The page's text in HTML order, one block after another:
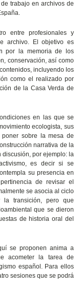
trabajo en archivos de
entre profesionales y
archivo. El objetivo es
por la memoria de los
conservación, así como
incluyendo los
como el realizado por
de la Casa Verda de
en las que se
ecologista, sus
sobre la mesa de
narrativa de la
discusión, por ejemplo: la
es decir si se
su presencia en
de revisar el
se asocia al ciclo
la transición, pero que
que se dieron
de historia oral del
se proponen anima a
acometer la tarea de
español. Para ellos
sesiones que se podrá